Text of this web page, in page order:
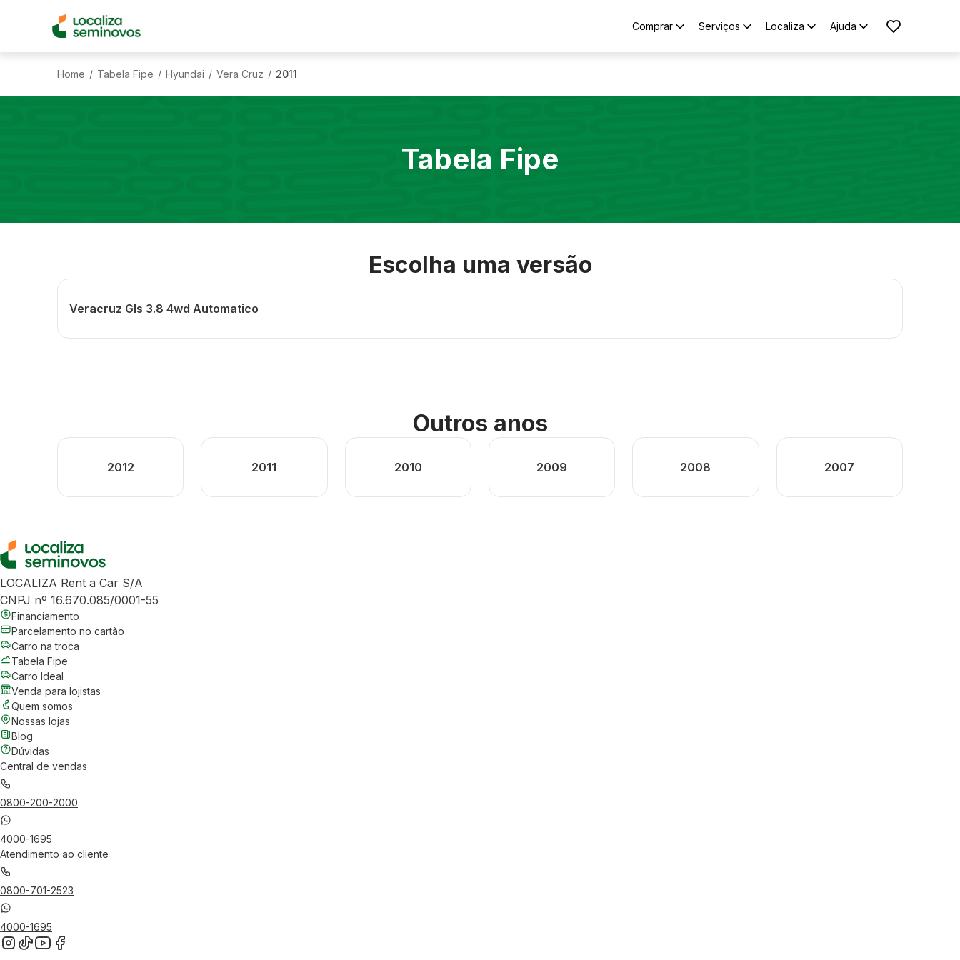
Comprar Serviços Localiza Ajuda
Home / Tabela Fipe / Hyundai / Vera Cruz / 2011
Tabela Fipe
Escolha uma versão
Veracruz Gls 3.8 4wd Automatico
Outros anos
2012 2011 2010 2009 2008 2007
LOCALIZA Rent a Car S/A
CNPJ nº 16.670.085/0001-55
Financiamento
Parcelamento no cartão
Carro na troca
Tabela Fipe
Carro Ideal
Venda para lojistas
Quem somos
Nossas lojas
Blog
Dúvidas
Central de vendas
0800-200-2000
4000-1695
Atendimento ao cliente
0800-701-2523
4000-1695